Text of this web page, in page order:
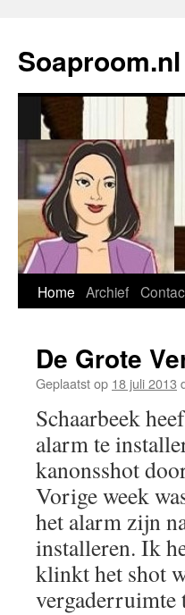
Soaproom.nl
Spring
inhoud
Home Archief
De Grote
Geplaatst op 18 juli 2013
Schaarbeek
alarm te
kanonsshot
Vorige week
het alarm zijn
installeren. Ik
klinkt het shot
vergaderruimte